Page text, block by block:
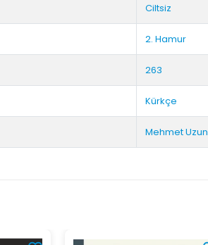
Ciltsiz
2. Hamur
263
Kürkçe
Mehmet Uzun